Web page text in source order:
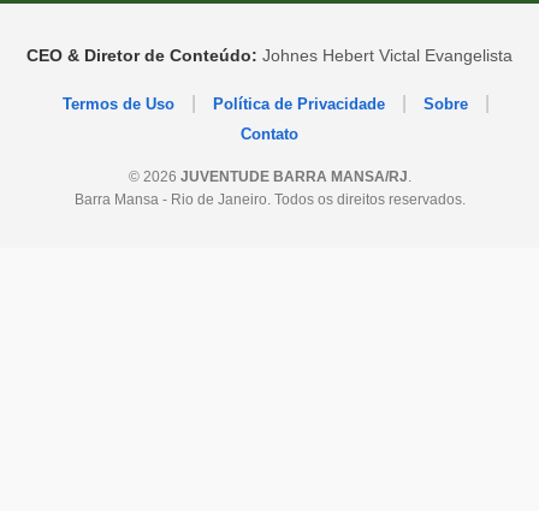
CEO & Diretor de Conteúdo: Johnes Hebert Victal Evangelista
Termos de Uso Política de Privacidade Sobre
Contato
© 2026 JUVENTUDE BARRA MANSA/RJ.
Barra Mansa - Rio de Janeiro. Todos os direitos reservados.